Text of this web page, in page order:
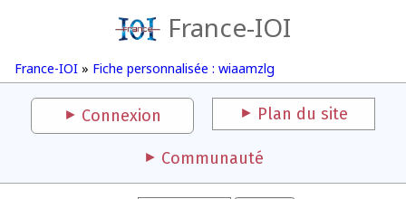
France-IOI
France-IOI » Fiche personnalisée : wiaamzlg
Connexion Plan du site
Communauté